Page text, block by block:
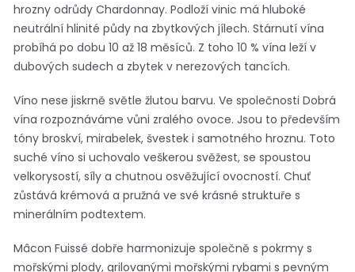
hrozny odrůdy Chardonnay. Podloží vinic má hluboké
neutrální hlinité půdy na zbytkových jílech. Stárnutí vína
probíhá po dobu 10 až 18 měsíců. Z toho 10 % vína leží v
dubových sudech a zbytek v nerezových tancích.
Víno nese jiskrně světle žlutou barvu. Ve společnosti Dobrá
vína rozpoznáváme vůni zralého ovoce. Jsou to především
tóny broskví, mirabelek, švestek i samotného hroznu. Toto
suché víno si uchovalo veškerou svěžest, se spoustou
velkorysostí, síly a chutnou osvěžující ovocností. Chuť
zůstává krémová a pružná ve své krásné struktuře s
minerálním podtextem.
Mâcon Fuissé dobře harmonizuje společně s pokrmy s
mořskými plody, grilovanými mořskými rybami s pevným